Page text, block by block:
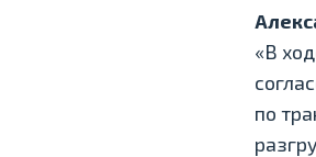
«В
по